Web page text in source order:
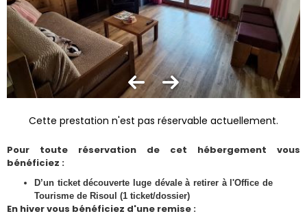
Cette prestation n'est pas réservable actuellement.
Pour toute réservation de cet hébergement vous
bénéficiez :
D’un ticket découverte luge dévale à retirer à l'Office de
Tourisme de Risoul (1 ticket/dossier)
En hiver vous bénéficiez d'une remise :